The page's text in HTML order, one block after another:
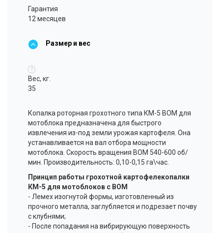
Гарантия
12 месяцев
Размер и вес
?
Вес, кг.
35
Копалка роторная грохотного типа КМ-5 ВОМ для
мотоблока предназначена для быстрого
извлечения из-под земли урожая картофеля. Она
устанавливается на вал отбора мощности
мотоблока. Скорость вращения ВОМ 540-600 об/
мин. Производительность: 0,10-0,15 га\час.
Принцип работы грохотной картофелекопалки
КМ-5 для мотоблоков с ВОМ
- Лемех изогнутой формы, изготовленный из
прочного металла, заглубляется и подрезает почву
с клубнями;
- После попадания на вибрирующую поверхность